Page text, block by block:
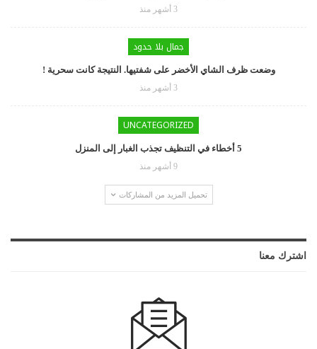
3 أشهر منذ
جمال بلا حدود
وضعت ظرف الشاي الأخضر على شفتيها. النتيجة كانت سحرية !
3 أشهر منذ
UNCATEGORIZED
5 أخطاء في التنظيف تجذب الغبار إلى المنزل
9 أشهر منذ
تحميل المزيد من المشاركات
اشترك معنا